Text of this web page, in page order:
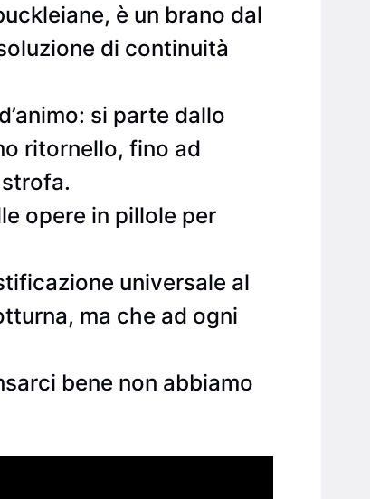
è un brano dal
di continuità
si parte dallo
ritornello, fino ad
opere in pillole per
universale al
ma che ad ogni
bene non abbiamo